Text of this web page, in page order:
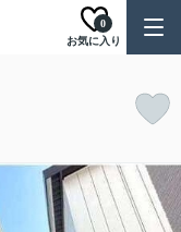
お気に入り
0